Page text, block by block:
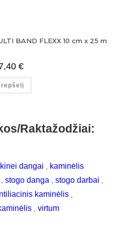
BAND FLEXX 10 cm x 25 m
€
Raktažodžiai:
dangai
kaminėlis
,stogo danga ,stogo darbai
kaminėlis
,virtum